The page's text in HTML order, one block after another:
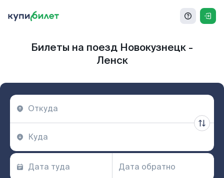
Билеты на поезд Новокузнецк -
Ленск